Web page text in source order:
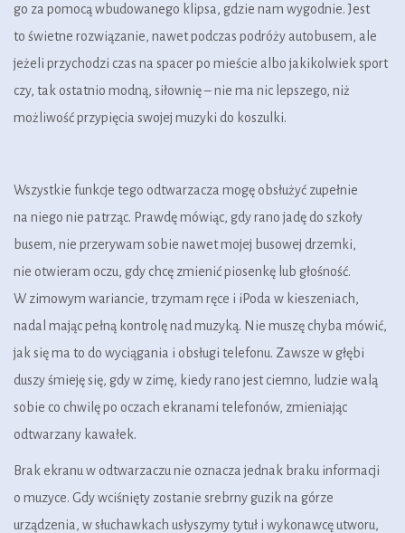
go za pomocą wbudowanego klipsa, gdzie nam wygodnie. Jest
to świetne rozwiązanie, nawet podczas podróży autobusem, ale
jeżeli przychodzi czas na spacer po mieście albo jakikolwiek sport
czy, tak ostatnio modną, siłownię – nie ma nic lepszego, niż
możliwość przypięcia swojej muzyki do koszulki.
Wszystkie funkcje tego odtwarzacza mogę obsłużyć zupełnie
na niego nie patrząc. Prawdę mówiąc, gdy rano jadę do szkoły
busem, nie przerywam sobie nawet mojej busowej drzemki,
nie otwieram oczu, gdy chcę zmienić piosenkę lub głośność.
W zimowym wariancie, trzymam ręce i iPoda w kieszeniach,
nadal mając pełną kontrolę nad muzyką. Nie muszę chyba mówić,
jak się ma to do wyciągania i obsługi telefonu. Zawsze w głębi
duszy śmieję się, gdy w zimę, kiedy rano jest ciemno, ludzie walą
sobie co chwilę po oczach ekranami telefonów, zmieniając
odtwarzany kawałek.
Brak ekranu w odtwarzaczu nie oznacza jednak braku informacji
o muzyce. Gdy wciśnięty zostanie srebrny guzik na górze
urządzenia, w słuchawkach usłyszymy tytuł i wykonawcę utworu,